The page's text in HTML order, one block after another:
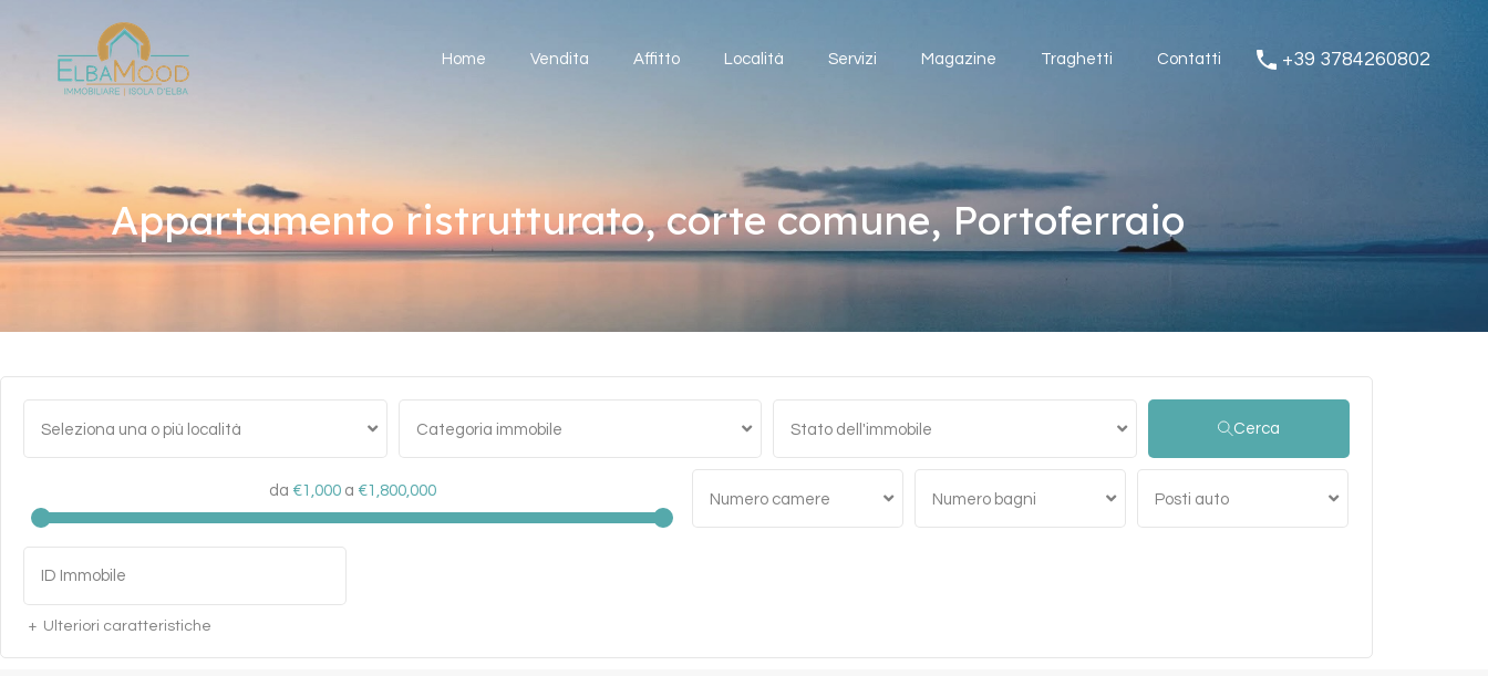
Contatti
Home Vendita Affitto Località Servizi Magazine Traghetti Contatti +39 3784260802
Appartamento ristrutturato, corte comune, Portoferraio
Seleziona una o più località Categoria immobile Stato dell'immobile Cerca
da €1,000 a €1,800,000
Numero camere Numero bagni Posti auto
Ulteriori caratteristiche